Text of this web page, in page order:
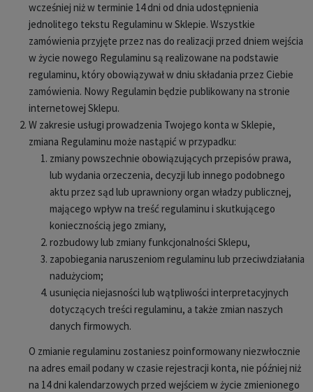
wcześniej niż w terminie 14 dni od dnia udostępnienia
jednolitego tekstu Regulaminu w Sklepie. Wszystkie
zamówienia przyjęte przez nas do realizacji przed dniem wejścia
w życie nowego Regulaminu są realizowane na podstawie
regulaminu, który obowiązywał w dniu składania przez Ciebie
zamówienia. Nowy Regulamin będzie publikowany na stronie
internetowej Sklepu.
W zakresie usługi prowadzenia Twojego konta w Sklepie,
zmiana Regulaminu może nastąpić w przypadku:
zmiany powszechnie obowiązujących przepisów prawa,
lub wydania orzeczenia, decyzji lub innego podobnego
aktu przez sąd lub uprawniony organ władzy publicznej,
mającego wpływ na treść regulaminu i skutkującego
koniecznością jego zmiany,
rozbudowy lub zmiany funkcjonalności Sklepu,
zapobiegania naruszeniom regulaminu lub przeciwdziałania
nadużyciom;
usunięcia niejasności lub wątpliwości interpretacyjnych
dotyczących treści regulaminu, a także zmian naszych
danych firmowych.
O zmianie regulaminu zostaniesz poinformowany niezwłocznie
na adres email podany w czasie rejestracji konta, nie później niż
na 14 dni kalendarzowych przed wejściem w życie zmienionego